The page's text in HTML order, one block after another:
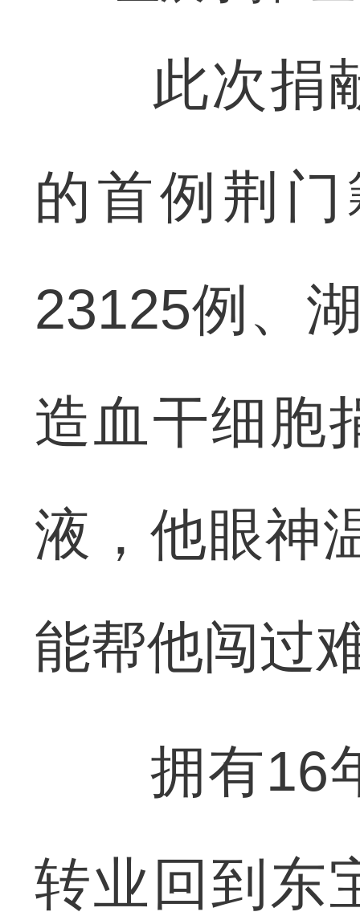
此次捐献
的首例荆
23125例、
造血干细胞
液，他眼神
能帮他闯过
拥有16年
转业回到东